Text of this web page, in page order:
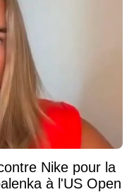
Nike pour la
à l'US Open